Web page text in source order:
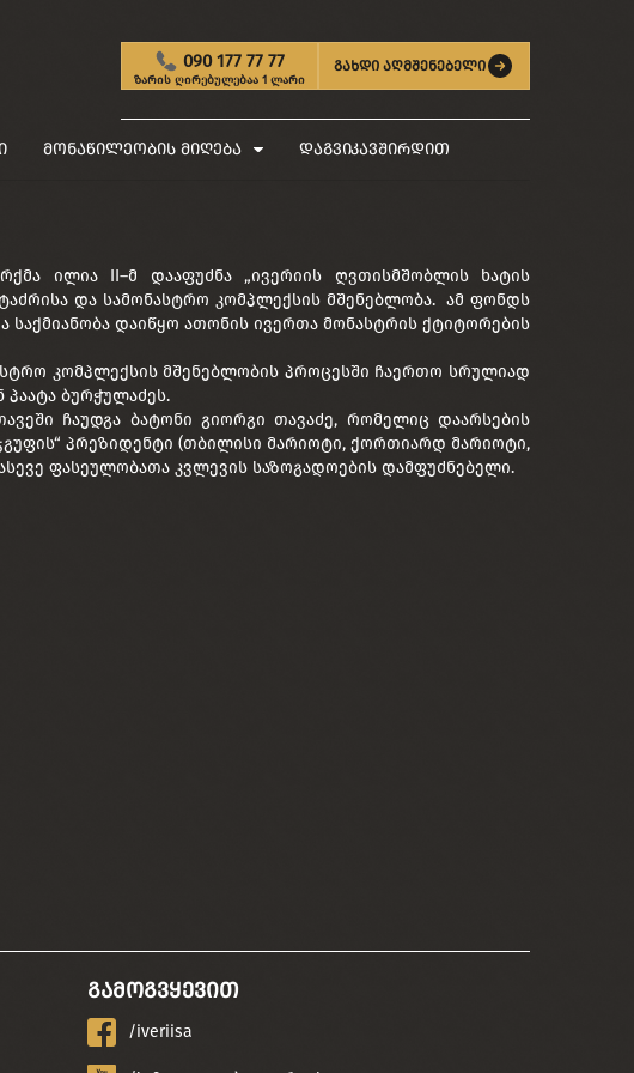
090 177 77 77
ზარის ღირებულებაა 1 ლარი
გახდი აღმშენებელი
მონაწილეობის მიღება დაგვიკავშირდით
ილია II–მ დააფუძნა „ივერიის ღვთისმშობლის ხატის
და სამონასტრო კომპლექსის მშენებლობა. ამ ფონდს
საქმიანობა დაიწყო ათონის ივერთა მონასტრის ქტიტორების
კომპლექსის მშენებლობის პროცესში ჩაერთო სრულიად
ბურჭულაძეს.
ჩაუდგა ბატონი გიორგი თავაძე, რომელიც დაარსების
პრეზიდენტი (თბილისი მარიოტი, ქორთიარდ მარიოტი,
ფასეულობათა კვლევის საზოგადოების დამფუძნებელი.
გამოგვყევით
/iveriisa